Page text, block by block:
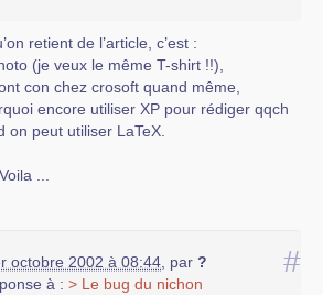
retient de l’article, c’est :
(je veux le même T-shirt !!),
con chez crosoft quand même,
encore utiliser XP pour rédiger qqch
on peut utiliser LaTeX.
...
#
octobre 2002 à 08:44 par ?
à : > Le bug du nichon